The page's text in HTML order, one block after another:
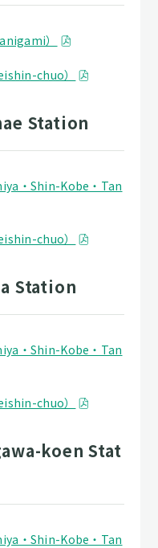
）
chuo）
Station
・Shin-Kobe・Tan
chuo）
Station
・Shin-Kobe・Tan
chuo）
koen Stat
・Shin-Kobe・Tan